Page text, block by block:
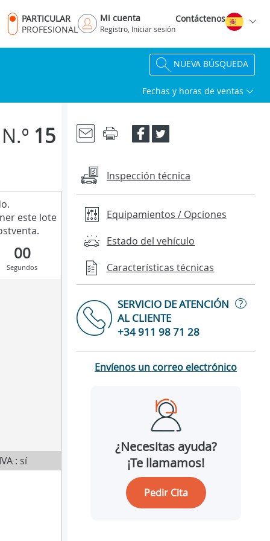
PARTICULAR
PROFESIONAL
Mi cuenta
Registro, Iniciar sesión
Contáctenos
NUEVA BÚSQUEDA
Fechas y horas de ventas
N.º 15
este lote
00
Segundos
: sí
Inspección técnica
Equipamientos / Opciones
Estado del vehículo
Características técnicas
SERVICIO DE ATENCIÓN
AL CLIENTE
?
+34 911 98 71 28
Envíenos un correo electrónico
¿Necesitas ayuda?
¡Te llamamos!
Pedir Cita